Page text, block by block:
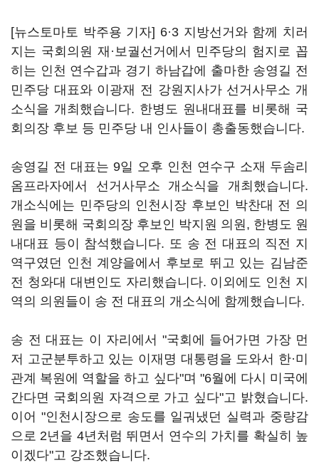
[뉴스토마토 박주용 기자] 6·3 지방선거와 함께 치러
지는 국회의원 재·보궐선거에서 민주당의 험지로 꼽
히는 인천 연수갑과 경기 하남갑에 출마한 송영길 전
민주당 대표와 이광재 전 강원지사가 선거사무소 개
소식을 개최했습니다. 한병도 원내대표를 비롯해 국
회의장 후보 등 민주당 내 인사들이 총출동했습니다.
송영길 전 대표는 9일 오후 인천 연수구 소재 두솜리
옴프라자에서 선거사무소 개소식을 개최했습니다.
개소식에는 민주당의 인천시장 후보인 박찬대 전 의
원을 비롯해 국회의장 후보인 박지원 의원, 한병도 원
내대표 등이 참석했습니다. 또 송 전 대표의 직전 지
역구였던 인천 계양을에서 후보로 뛰고 있는 김남준
전 청와대 대변인도 자리했습니다. 이외에도 인천 지
역의 의원들이 송 전 대표의 개소식에 함께했습니다.
송 전 대표는 이 자리에서 "국회에 들어가면 가장 먼
저 고군분투하고 있는 이재명 대통령을 도와서 한·미
관계 복원에 역할을 하고 싶다"며 "6월에 다시 미국에
간다면 국회의원 자격으로 가고 싶다"고 밝혔습니다.
이어 "인천시장으로 송도를 일궈냈던 실력과 중량감
으로 2년을 4년처럼 뛰면서 연수의 가치를 확실히 높
이겠다"고 강조했습니다.